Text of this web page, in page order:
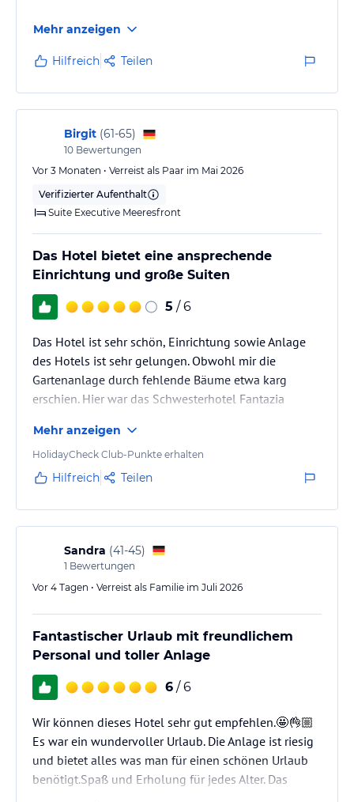
Mehr anzeigen
Hilfreich Teilen
Birgit (61-65)
10 Bewertungen
Vor 3 Monaten • Verreist als Paar im Mai 2026
Verifizierter Aufenthalt
Suite Executive Meeresfront
Das Hotel bietet eine ansprechende
Einrichtung und große Suiten
5 / 6
Das Hotel ist sehr schön, Einrichtung sowie Anlage
des Hotels ist sehr gelungen. Obwohl mir die
Gartenanlage durch fehlende Bäume etwa karg
erschien. Hier war das Schwesterhotel Fantazia
Wir hatten ein Suite gebucht und waren überwältig
von der Größe. Wenn man ehrlich ist, braucht man
dies überhaupt nicht. Man könnte hier eine
Mehr anzeigen
HolidayCheck Club-Punkte erhalten
Hilfreich Teilen
Sandra (41-45)
1 Bewertungen
Vor 4 Tagen • Verreist als Familie im Juli 2026
Fantastischer Urlaub mit freundlichem
Personal und toller Anlage
6 / 6
Wir können dieses Hotel sehr gut empfehlen.🤩👌🏼
Es war ein wundervoller Urlaub. Die Anlage ist riesig
und bietet alles was man für einen schönen Urlaub
benötigt.Spaß und Erholung für jedes Alter. Das